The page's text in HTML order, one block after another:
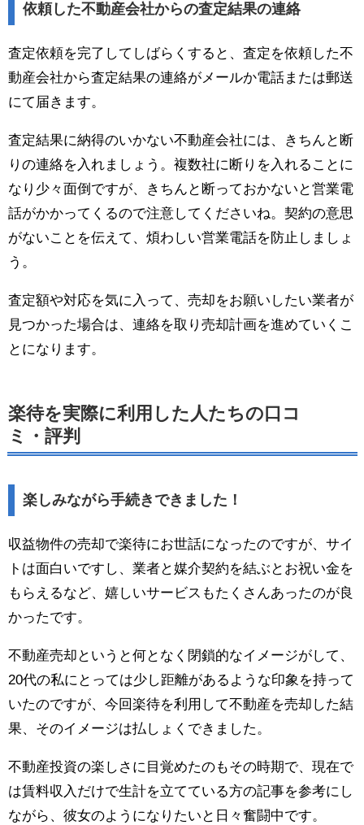
依頼した不動産会社からの査定結果の連絡
査定依頼を完了してしばらくすると、査定を依頼した不
動産会社から査定結果の連絡がメールか電話または郵送
にて届きます。
査定結果に納得のいかない不動産会社には、きちんと断
りの連絡を入れましょう。複数社に断りを入れることに
なり少々面倒ですが、きちんと断っておかないと営業電
話がかかってくるので注意してくださいね。契約の意思
がないことを伝えて、煩わしい営業電話を防止しましょ
う。
査定額や対応を気に入って、売却をお願いしたい業者が
見つかった場合は、連絡を取り売却計画を進めていくこ
とになります。
楽待を実際に利用した人たちの口コ
ミ・評判
楽しみながら手続きできました！
収益物件の売却で楽待にお世話になったのですが、サイ
トは面白いですし、業者と媒介契約を結ぶとお祝い金を
もらえるなど、嬉しいサービスもたくさんあったのが良
かったです。
不動産売却というと何となく閉鎖的なイメージがして、
20代の私にとっては少し距離があるような印象を持って
いたのですが、今回楽待を利用して不動産を売却した結
果、そのイメージは払しょくできました。
不動産投資の楽しさに目覚めたのもその時期で、現在で
は賃料収入だけで生計を立てている方の記事を参考にし
ながら、彼女のようになりたいと日々奮闘中です。